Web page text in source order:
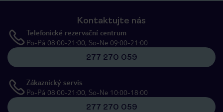
Kontaktujte nás
Telefonické rezervační centrum
Po-Pá 08:00-21:00, So-Ne 09:00-21:00
277 270 059
Zákaznický servis
Po-Pá 08:00-21:00, So-Ne 10:00-18:00
277 270 059